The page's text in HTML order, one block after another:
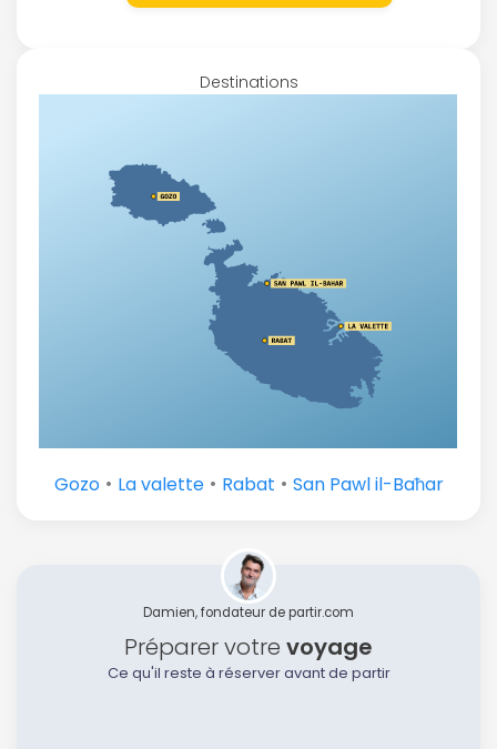
Destinations
Gozo• La valette• Rabat • San Pawl il-Baħar
Damien, fondateur de partir.com
Préparer votre voyage
Ce qu'il reste à réserver avant de partir